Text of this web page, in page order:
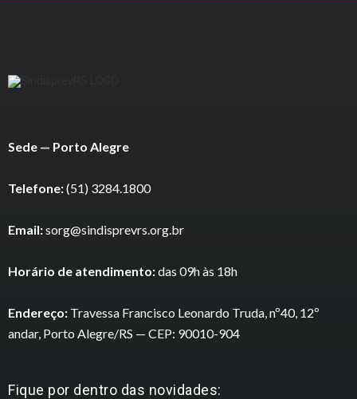
Sede — Porto Alegre
Telefone:(51) 3284.1800
Email:sorg@sindisprevrs.org.br
Horário de atendimento:das 09h às 18h
Endereço: Travessa Francisco Leonardo Truda, nº40, 12º
andar, Porto Alegre/RS — CEP: 90010-904
Fique por dentro das novidades: